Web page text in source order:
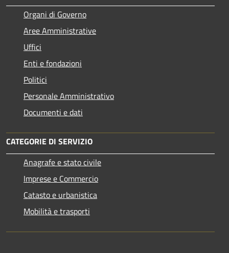
Organi di Governo
Aree Amministrative
Uffici
Enti e fondazioni
Politici
Personale Amministrativo
Documenti e dati
CATEGORIE DI SERVIZIO
Anagrafe e stato civile
Imprese e Commercio
Catasto e urbanistica
Mobilità e trasporti